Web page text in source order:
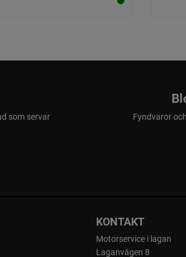
som servar
Fyndvaror
KONTAKT
Motorservice i lagan
Laganvägen 8